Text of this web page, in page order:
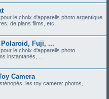
le choix d'appareils photo argentique
de plans films, etc.
Fuji, ...
le choix d'appareils photo
instantanés, ...
Camera
les toy camera: photos,